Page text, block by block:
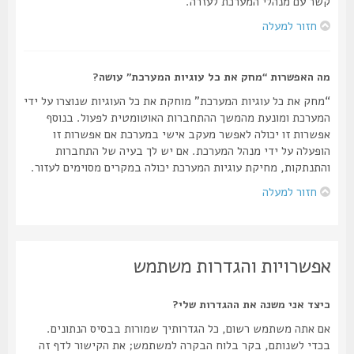
חזור למעלה
מה האפשרות “מחק את כל עוגיות המערכת” עושה?
“מחק את כל עוגיות המערכת” מוחקת את כל העוגיות שנוצרו על ידי
המערכת ומונעת מהמשך ההתחברות האוטומטית לפעול. בנוסף
אפשרות זו יכולה לאפשר מעקב אישי במערכת אם אפשרות זו
הופעלה על ידי מנהל המערכת. אם יש לך בעיה של התחברות
והתנתקות, מחיקת עוגיות המערכת יכולה במקרים מסוימים לעזור.
חזור למעלה
אפשרויות והגדרות משתמש
כיצד אני משנה את ההגדרות שלי?
אם אתה משתמש רשום, כל הגדרותיך שמורות בבסיס הנתונים.
בכדי לשנותם, בקר בלוח הבקרה למשתמש; את הקישור לדף זה